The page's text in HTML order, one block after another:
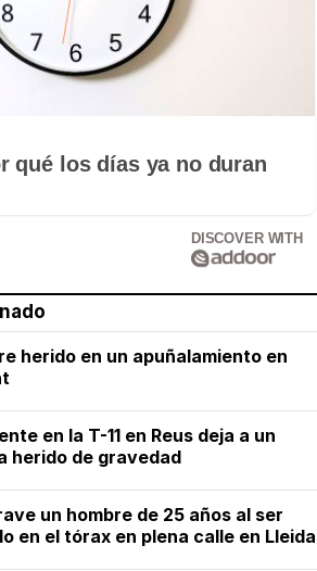
qué los días ya no duran
DISCOVER WITH
herido en un apuñalamiento en
en la T-11 en Reus deja a un
herido de gravedad
un hombre de 25 años al ser
en el tórax en plena calle en Lleida